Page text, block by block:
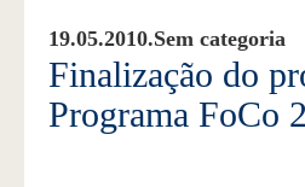
19.05.2010.Sem categoria
Finalização do
Programa FoCo